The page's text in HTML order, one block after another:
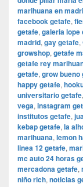
marihuana en
facebook getafe,
getafe, galeria lope
madrid, gay getafe,
growshop, getafe
getafe rey
getafe, grow bueno
happy getafe,
universitario getafe,
vega, instagram
institutos getafe,
kebap getafe, la
marihuana, lemon
linea 12 getafe,
mc auto 24 horas
mercadona getafe,
niño rich, noticias